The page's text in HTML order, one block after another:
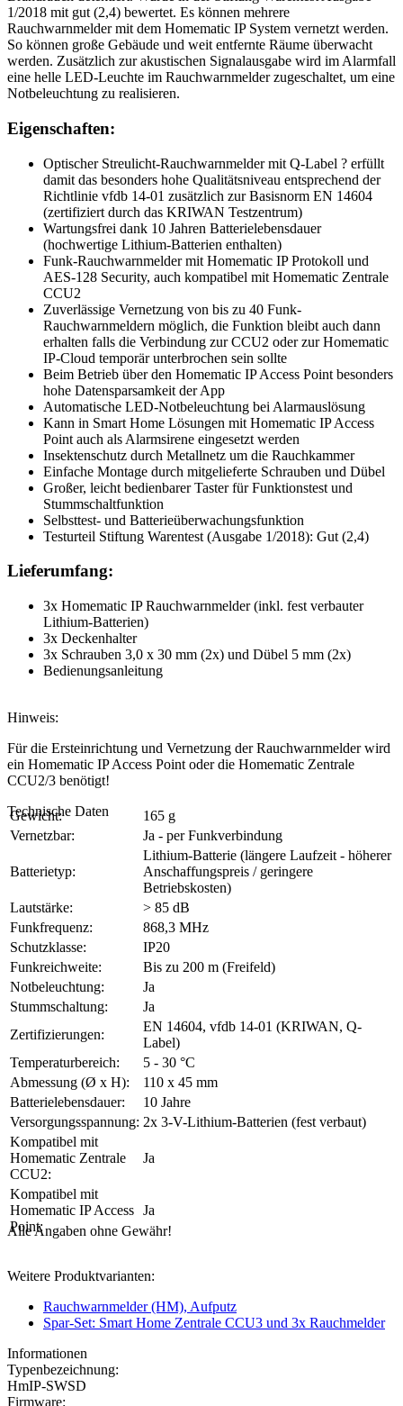
1/2018 mit gut (2,4) bewertet. Es können mehrere
Rauchwarnmelder mit dem Homematic IP System vernetzt werden.
So können große Gebäude und weit entfernte Räume überwacht
werden. Zusätzlich zur akustischen Signalausgabe wird im Alarmfall
eine helle LED-Leuchte im Rauchwarnmelder zugeschaltet, um eine
Notbeleuchtung zu realisieren.
Eigenschaften:
Optischer Streulicht-Rauchwarnmelder mit Q-Label ? erfüllt
damit das besonders hohe Qualitätsniveau entsprechend der
Richtlinie vfdb 14-01 zusätzlich zur Basisnorm EN 14604
(zertifiziert durch das KRIWAN Testzentrum)
Wartungsfrei dank 10 Jahren Batterielebensdauer
(hochwertige Lithium-Batterien enthalten)
Funk-Rauchwarnmelder mit Homematic IP Protokoll und
AES-128 Security, auch kompatibel mit Homematic Zentrale
CCU2
Zuverlässige Vernetzung von bis zu 40 Funk-
Rauchwarnmeldern möglich, die Funktion bleibt auch dann
erhalten falls die Verbindung zur CCU2 oder zur Homematic
IP-Cloud temporär unterbrochen sein sollte
Beim Betrieb über den Homematic IP Access Point besonders
hohe Datensparsamkeit der App
Automatische LED-Notbeleuchtung bei Alarmauslösung
Kann in Smart Home Lösungen mit Homematic IP Access
Point auch als Alarmsirene eingesetzt werden
Insektenschutz durch Metallnetz um die Rauchkammer
Einfache Montage durch mitgelieferte Schrauben und Dübel
Großer, leicht bedienbarer Taster für Funktionstest und
Stummschaltfunktion
Selbsttest- und Batterieüberwachungsfunktion
Testurteil Stiftung Warentest (Ausgabe 1/2018): Gut (2,4)
Lieferumfang:
3x Homematic IP Rauchwarnmelder (inkl. fest verbauter
Lithium-Batterien)
3x Deckenhalter
3x Schrauben 3,0 x 30 mm (2x) und Dübel 5 mm (2x)
Bedienungsanleitung
Hinweis:
Für die Ersteinrichtung und Vernetzung der Rauchwarnmelder wird
ein Homematic IP Access Point oder die Homematic Zentrale
CCU2/3 benötigt!
Technische Daten
Gewicht:
165 g
Vernetzbar:
Ja - per Funkverbindung
Batterietyp:
Lithium-Batterie (längere Laufzeit - höherer
Anschaffungspreis / geringere
Betriebskosten)
Lautstärke:
> 85 dB
Funkfrequenz:
868,3 MHz
Schutzklasse:
IP20
Funkreichweite:
Bis zu 200 m (Freifeld)
Notbeleuchtung:
Ja
Stummschaltung:
Ja
Zertifizierungen:
EN 14604, vfdb 14-01 (KRIWAN, Q-
Label)
Temperaturbereich:
5 - 30 °C
Abmessung (Ø x H):
110 x 45 mm
Batterielebensdauer:
10 Jahre
Versorgungsspannung: 2x 3-V-Lithium-Batterien (fest verbaut)
Kompatibel mit
Homematic Zentrale
CCU2:
Ja
Kompatibel mit
Homematic IP Access
Point:
Ja
Alle Angaben ohne Gewähr!
Weitere Produktvarianten:
Rauchwarnmelder (HM), Aufputz
Spar-Set: Smart Home Zentrale CCU3 und 3x Rauchmelder
Informationen
Typenbezeichnung:
HmIP-SWSD
Firmware: